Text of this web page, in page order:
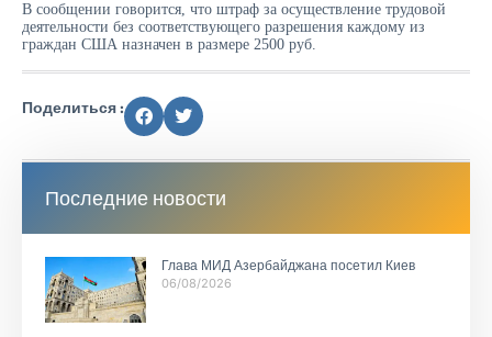
В сообщении говорится, что штраф за осуществление трудовой
деятельности без соответствующего разрешения каждому из
граждан США назначен в размере 2500 руб.
Поделиться :
Последние новости
Глава МИД Азербайджана посетил Киев
06/08/2026